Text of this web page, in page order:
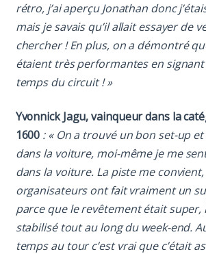
rétro, j’ai aperçu Jonathan donc
mais je savais qu’il allait essayer de
chercher ! En plus, on a démontré
étaient très performantes en
temps du circuit ! »
Yvonnick Jagu, vainqueur dans la
1600 : « On a trouvé un bon set-up
dans la voiture, moi-même je me
dans la voiture. La piste me convient,
organisateurs ont fait vraiment un
parce que le revêtement était super,
stabilisé tout au long du week-end.
temps au tour c’est vrai que c’était